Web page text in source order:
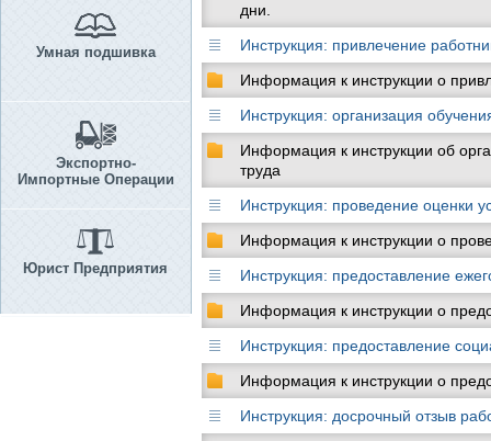
Умная подшивка
Экспортно-
Импортные Операции
Юрист Предприятия
дни.
Инструкция: привлечение
Информация к инструкции о
Инструкция: организация
Информация к инструкции об
труда
Инструкция: проведение оценки
Информация к инструкции о
Инструкция: предоставление
Информация к инструкции о
Инструкция: предоставление
Информация к инструкции о
Инструкция: досрочный отзыв